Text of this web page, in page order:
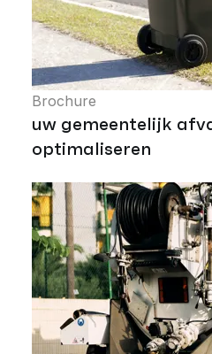
Brochure
uw gemeentelijk
optimaliseren